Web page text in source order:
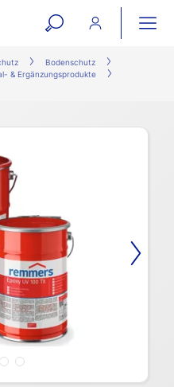
open
search
form
Bodenschutz
& Ergänzungsprodukte